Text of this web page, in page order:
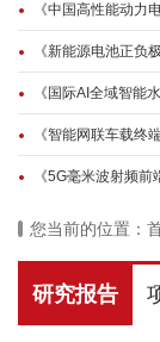
《中国高性能动力
《新能源电池正负
《国际AI全域智能
《智能网联车载终
《5G毫米波射频
您当前的位置：
研究报告